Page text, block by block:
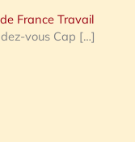
France Travail
vous Cap […]